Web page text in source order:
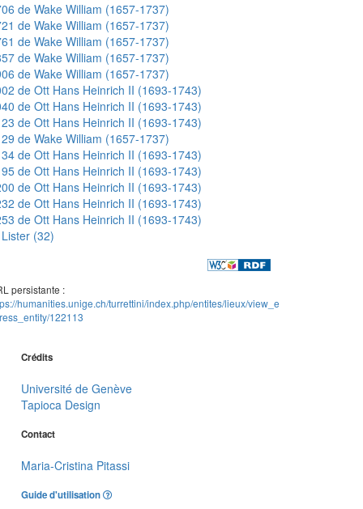
de Wake William (1657-1737)
de Wake William (1657-1737)
de Wake William (1657-1737)
de Wake William (1657-1737)
de Wake William (1657-1737)
de Ott Hans Heinrich II (1693-1743)
de Ott Hans Heinrich II (1693-1743)
de Ott Hans Heinrich II (1693-1743)
de Wake William (1657-1737)
de Ott Hans Heinrich II (1693-1743)
de Ott Hans Heinrich II (1693-1743)
de Ott Hans Heinrich II (1693-1743)
de Ott Hans Heinrich II (1693-1743)
de Ott Hans Heinrich II (1693-1743)
(32)
persistante :
humanities.unige.ch/turrettini/index.php/entites/lieux/view_e
122113
Crédits
Université de Genève
Tapioca Design
Contact
Maria-Cristina Pitassi
Guide d'utilisation